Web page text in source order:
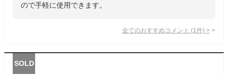
ので手軽に使用できます。
全てのおすすめコメント (1 件) >
SOLD